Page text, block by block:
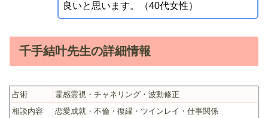
良いと思います。（40代女性）
千手結叶先生の詳細情報
占術
霊感霊視・チャネリング・波動修正
相談内容
恋愛成就・不倫・復縁・ツインレイ・仕事関係